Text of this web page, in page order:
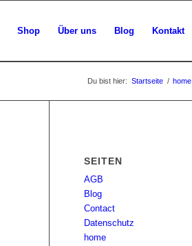
Shop Über uns Blog Kontakt
Du bist hier: Startseite / home
SEITEN
AGB
Blog
Contact
Datenschutz
home